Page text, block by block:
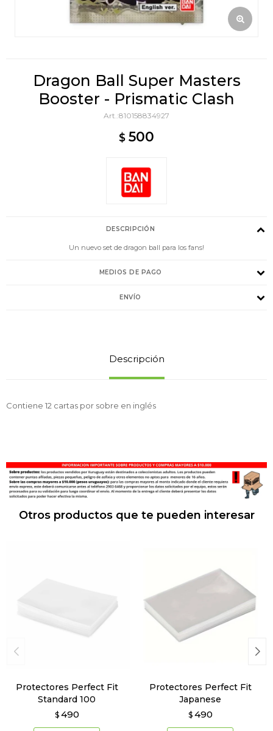
Dragon Ball Super Masters
Booster - Prismatic Clash
810158834927
$ 500
DESCRIPCIÓN
Un nuevo set de dragon ball para los fans!
MEDIOS DE PAGO
ENVÍO
Descripción
Contiene 12 cartas por sobre en inglés
Otros productos que te pueden interesar
Protectores Perfect Fit
Standard 100
$ 490
Protectores Perfect Fit
Japanese
$ 490